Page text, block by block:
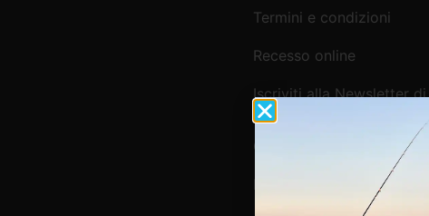
Termini e condizioni
Recesso online
Iscriviti alla Newsletter di
Webpesca
Cookie Policy e Consensi
Informativa e-commerce